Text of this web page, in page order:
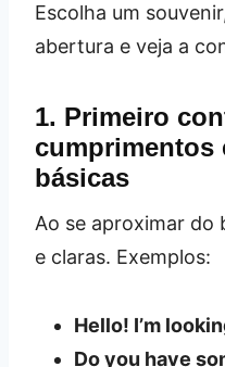
Escolha um
abertura e veja a
1. Primeiro
cumprimentos
básicas
Ao se aproximar do
e claras. Exemplos:
Hello! I’m
Do you have